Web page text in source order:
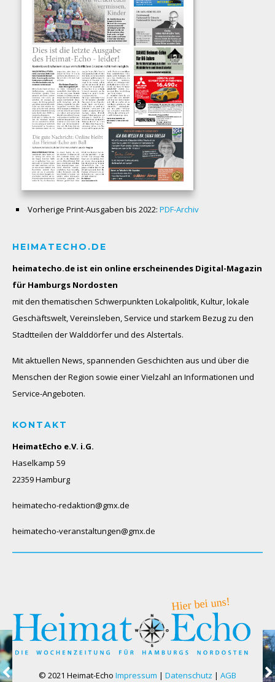
Vorherige Print-Ausgaben bis 2022: PDF-Archiv
HEIMATECHO.DE
heimatecho.de ist ein online erscheinendes Digital-Magazin
für Hamburgs Nordosten
mit den thematischen Schwerpunkten Lokalpolitik, Kultur, lokale
Geschäftswelt, Vereinsleben, Service und starkem Bezug zu den
Stadtteilen der Walddörfer und des Alstertals.
Mit aktuellen News, spannenden Geschichten aus und über die
Menschen der Region sowie einer Vielzahl an Informationen und
Service-Angeboten.
KONTAKT
HeimatEcho e.V. i.G.
Haselkamp 59
22359 Hamburg
heimatecho-redaktion@gmx.de
heimatecho-veranstaltungen@gmx.de
© 2021 Heimat-Echo Impressum | Datenschutz | AGB